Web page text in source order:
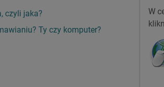
czyli jaka?
Ty czy komputer?
W